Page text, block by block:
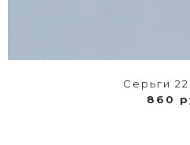
Серьги
860